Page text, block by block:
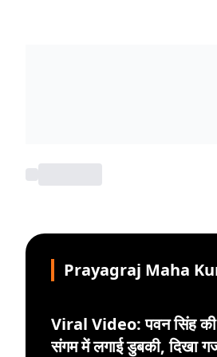
Prayagraj Maha
Viral Video: पवन सिंह की
संगम में लगाई डुबकी, दिखा